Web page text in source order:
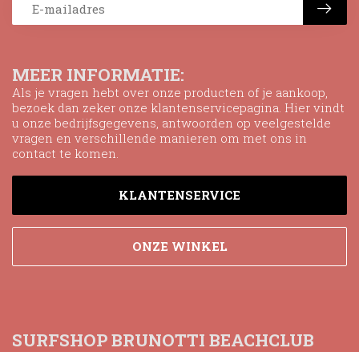
MEER INFORMATIE:
Als je vragen hebt over onze producten of je aankoop,
bezoek dan zeker onze klantenservicepagina. Hier vindt
u onze bedrijfsgegevens, antwoorden op veelgestelde
vragen en verschillende manieren om met ons in
contact te komen.
KLANTENSERVICE
ONZE WINKEL
SURFSHOP BRUNOTTI BEACHCLUB